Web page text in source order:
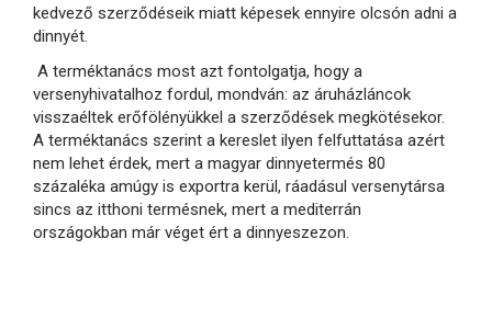
kedvező szerződéseik miatt képesek ennyire olcsón adni a
dinnyét.
A terméktanács most azt fontolgatja, hogy a
versenyhivatalhoz fordul, mondván: az áruházláncok
visszaéltek erőfölényükkel a szerződések megkötésekor.
A terméktanács szerint a kereslet ilyen felfuttatása azért
nem lehet érdek, mert a magyar dinnyetermés 80
százaléka amúgy is exportra kerül, ráadásul versenytársa
sincs az itthoni termésnek, mert a mediterrán
országokban már véget ért a dinnyeszezon.